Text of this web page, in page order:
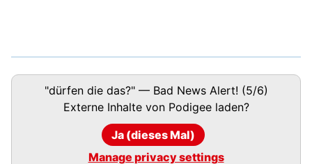
Podigee-"dürfen die das?" — Bad News Alert! (5/6)
Externe Inhalte von Podigeeladen?
Ja (dieses Mal)
Manage privacy settings